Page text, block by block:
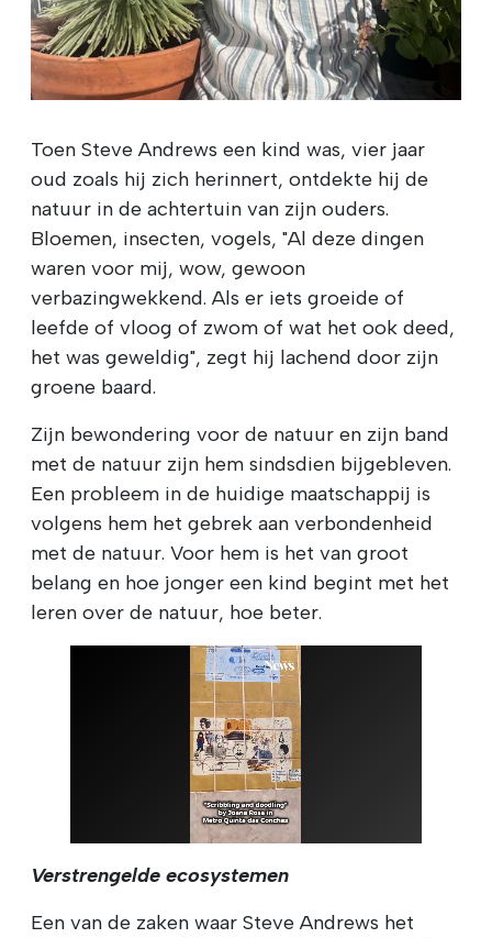
Toen Steve Andrews een kind was, vier jaar
oud zoals hij zich herinnert, ontdekte hij de
natuur in de achtertuin van zijn ouders.
Bloemen, insecten, vogels, "Al deze dingen
waren voor mij, wow, gewoon
verbazingwekkend. Als er iets groeide of
leefde of vloog of zwom of wat het ook deed,
het was geweldig", zegt hij lachend door zijn
groene baard.
Zijn bewondering voor de natuur en zijn band
met de natuur zijn hem sindsdien bijgebleven.
Een probleem in de huidige maatschappij is
volgens hem het gebrek aan verbondenheid
met de natuur. Voor hem is het van groot
belang en hoe jonger een kind begint met het
leren over de natuur, hoe beter.
Verstrengelde ecosystemen
Een van de zaken waar Steve Andrews het